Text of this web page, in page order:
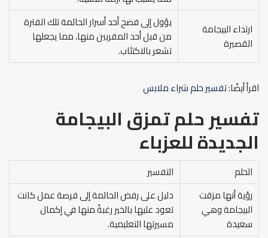
ارتداء البيجامة
القصيرة
يؤول إلى فضح أحد أسرار الحالمة تلك الفترة
من قبل أحد المقربين منها، مما يجعلها
تشعر بالاكتئاب.
اقرأ أيضًا:تفسير حلم شراء ملابس
تفسير حلم تمزق البيجامة
الجديدة للعزباء
الحلم
التفسير
رؤية أنها مزقت
البيجامة وهي
سعيدة
دليل على رفض الحالمة إلى فرصة عمل كانت
تعود عليها بالخير رغبةً منها في إكمال
مسيرتها التعليمية.